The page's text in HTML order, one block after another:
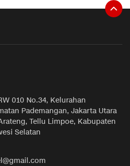
010 No.34, Kelurahan
Pademangan, Jakarta Utara
Tellu Limpoe, Kabupaten
Selatan